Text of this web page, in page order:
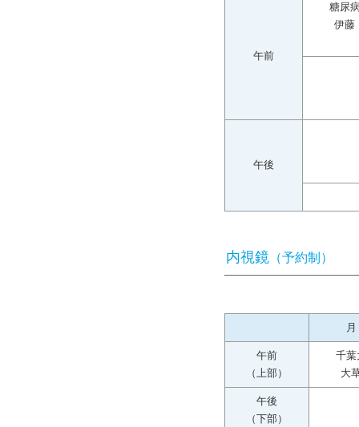
午前
糖尿
伊藤
午後
内視鏡 （予約制）
月
午前
（上部）
千葉
大
午後
（下部）